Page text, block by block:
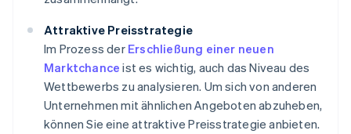
Attraktive Preisstrategie
Im Prozess der Erschließung einer neuen
Marktchance ist es wichtig, auch das Niveau des
Wettbewerbs zu analysieren. Um sich von anderen
Unternehmen mit ähnlichen Angeboten abzuheben,
können Sie eine attraktive Preisstrategie anbieten.